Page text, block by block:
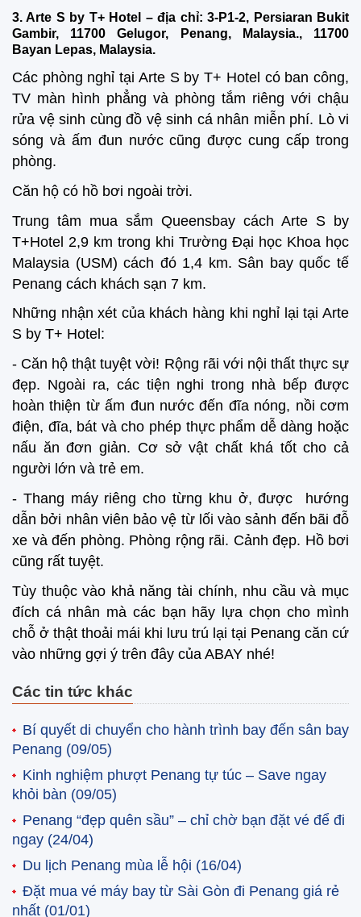
3. Arte S by T+ Hotel – địa chỉ: 3-P1-2, Persiaran Bukit
Gambir, 11700 Gelugor, Penang, Malaysia., 11700
Bayan Lepas, Malaysia.
Các phòng nghỉ tại Arte S by T+ Hotel có ban công,
TV màn hình phẳng và phòng tắm riêng với chậu
rửa vệ sinh cùng đồ vệ sinh cá nhân miễn phí. Lò vi
sóng và ấm đun nước cũng được cung cấp trong
phòng.
Căn hộ có hồ bơi ngoài trời.
Trung tâm mua sắm Queensbay cách Arte S by
T+Hotel 2,9 km trong khi Trường Đại học Khoa học
Malaysia (USM) cách đó 1,4 km. Sân bay quốc tế
Penang cách khách sạn 7 km.
Những nhận xét của khách hàng khi nghỉ lại tại Arte
S by T+ Hotel:
- Căn hộ thật tuyệt vời! Rộng rãi với nội thất thực sự
đẹp. Ngoài ra, các tiện nghi trong nhà bếp được
hoàn thiện từ ấm đun nước đến đĩa nóng, nồi cơm
điện, đĩa, bát và cho phép thực phẩm dễ dàng hoặc
nấu ăn đơn giản. Cơ sở vật chất khá tốt cho cả
người lớn và trẻ em.
- Thang máy riêng cho từng khu ở, được hướng
dẫn bởi nhân viên bảo vệ từ lối vào sảnh đến bãi đỗ
xe và đến phòng. Phòng rộng rãi. Cảnh đẹp. Hồ bơi
cũng rất tuyệt.
Tùy thuộc vào khả năng tài chính, nhu cầu và mục
đích cá nhân mà các bạn hãy lựa chọn cho mình
chỗ ở thật thoải mái khi lưu trú lại tại Penang căn cứ
vào những gợi ý trên đây của ABAY nhé!
Các tin tức khác
Bí quyết di chuyển cho hành trình bay đến sân bay
Penang (09/05)
Kinh nghiệm phượt Penang tự túc – Save ngay
khỏi bàn (09/05)
Penang “đẹp quên sầu” – chỉ chờ bạn đặt vé để đi
ngay (24/04)
Du lịch Penang mùa lễ hội (16/04)
Đặt mua vé máy bay từ Sài Gòn đi Penang giá rẻ
nhất (01/01)